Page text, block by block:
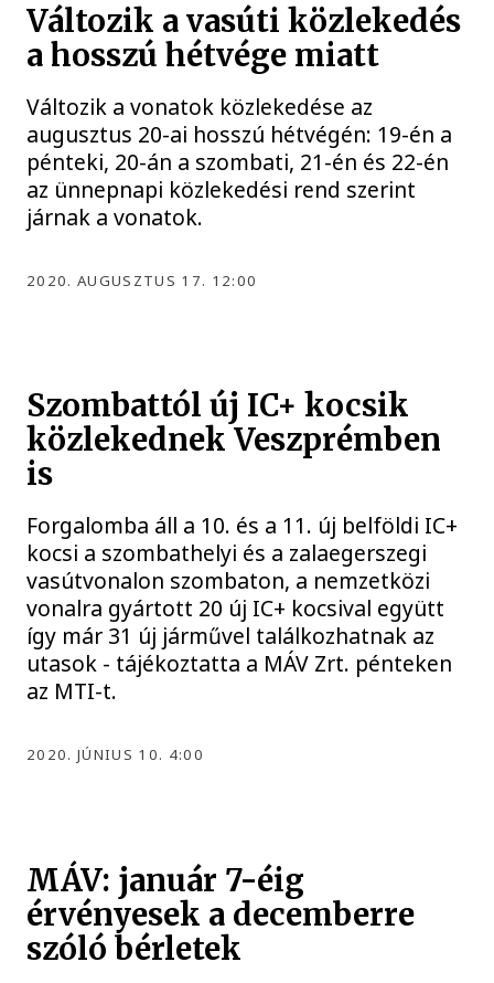
Változik a vasúti közlekedés
a hosszú hétvége miatt
Változik a vonatok közlekedése az
augusztus 20-ai hosszú hétvégén: 19-én a
pénteki, 20-án a szombati, 21-én és 22-én
az ünnepnapi közlekedési rend szerint
járnak a vonatok.
2020. AUGUSZTUS 17. 12:00
Szombattól új IC+ kocsik
közlekednek Veszprémben
is
Forgalomba áll a 10. és a 11. új belföldi IC+
kocsi a szombathelyi és a zalaegerszegi
vasútvonalon szombaton, a nemzetközi
vonalra gyártott 20 új IC+ kocsival együtt
így már 31 új járművel találkozhatnak az
utasok - tájékoztatta a MÁV Zrt. pénteken
az MTI-t.
2020. JÚNIUS 10. 4:00
MÁV: január 7-éig
érvényesek a decemberre
szóló bérletek